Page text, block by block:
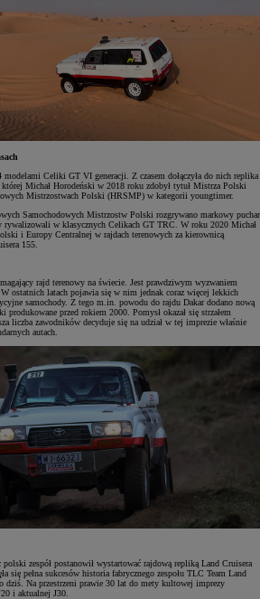
modelami Celiki GT VI generacji. Z czasem dołączyła do nich replika
Michał Horodeński w 2018 roku zdobył tytuł Mistrza Polski
Mistrzostwach Polski (HRSMP) w kategorii youngtimer.
Samochodowych Mistrzostw Polski rozgrywano markowy puchar
w klasycznych Celikach GT TRC. W roku 2020 Michał
i Europy Centralnej w rajdach terenowych za kierownicą
155.
rajd terenowy na świecie. Jest prawdziwym wyzwaniem
ostatnich latach pojawia się w nim jednak coraz więcej lekkich
samochody. Z tego m.in. powodu do rajdu Dakar dodano nową
produkowane przed rokiem 2000. Pomysł okazał się strzałem
liczba zawodników decyduje się na udział w tej imprezie właśnie
autach.
zespół postanowił wystartować rajdową repliką Land Cruisera
się pełna sukcesów historia fabrycznego zespołu TLC Team Land
dziś. Na przestrzeni prawie 30 lat do mety kultowej imprezy
i aktualnej J30.